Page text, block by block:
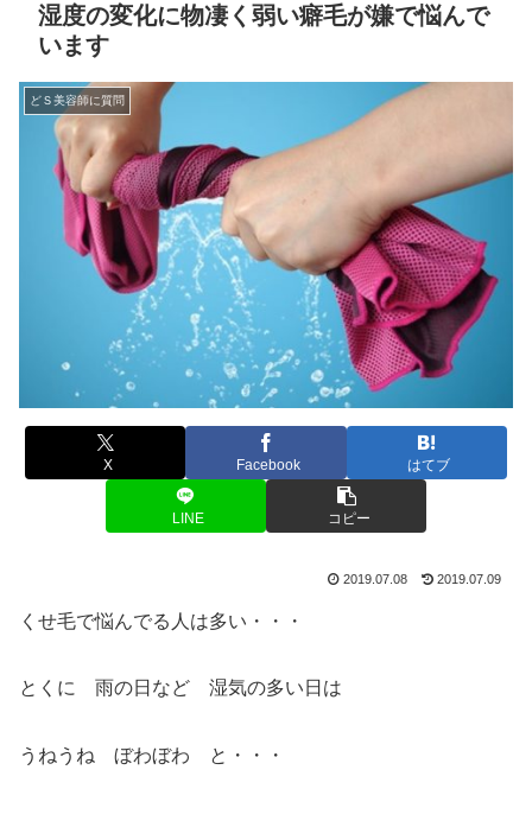
湿度の変化に物凄く弱い癖毛が嫌で悩んで
います
どＳ美容師に質問
X Facebook はてブ
LINE コピー
2019.07.08 2019.07.09
くせ毛で悩んでる人は多い・・・
とくに 雨の日など 湿気の多い日は
うねうね ぼわぼわ と・・・